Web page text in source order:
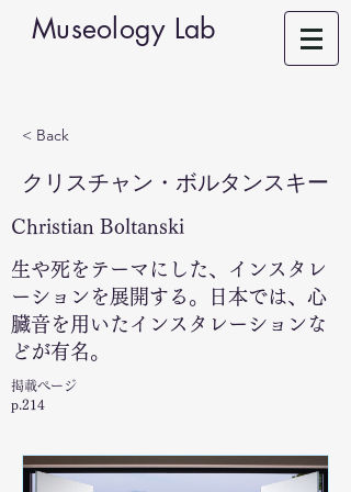
Museology Lab
< Back
クリスチャン・ボルタンスキー
Christian Boltanski
生や死をテーマにした、インスタレ
ーションを展開する。日本では、心
臓音を用いたインスタレーションな
どが有名。
掲載ページ
p.214